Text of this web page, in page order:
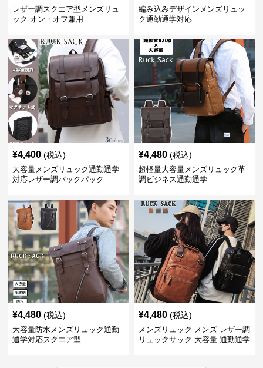
レザー調スクエア型メンズリュ
ック オン・オフ兼用
編み込みデザインメンズリュッ
ク通勤通学対応
¥4,400 (税込)
大容量メンズリュック通勤通学
対応レザー調バックパック
¥4,480 (税込)
超軽量大容量メンズリュック革
調ビジネス通勤通学
¥4,480 (税込)
大容量防水メンズリュック通勤
通学対応スクエア型
¥4,480 (税込)
メンズリュック メンズ レザー調
リュックサック 大容量 通勤通学